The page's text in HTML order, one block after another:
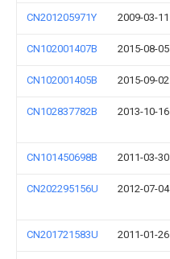
CN201205971Y 2009-03-11
CN102001407B 2015-08-05
CN102001405B 2015-09-02
CN102837782B 2013-10-16
CN101450698B 2011-03-30
CN202295156U 2012-07-04
CN201721583U 2011-01-26